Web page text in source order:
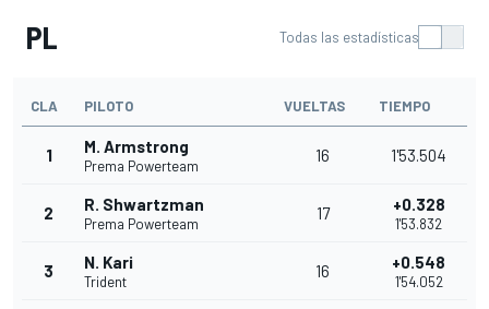
PL Todas las estadísticas
CLA PILOTO VUELTAS TIEMPO
1 M. Armstrong
Prema Powerteam
16 1'53.504
2 R. Shwartzman
Prema Powerteam
17 +0.328
1'53.832
3 N. Kari
Trident
16 +0.548
1'54.052